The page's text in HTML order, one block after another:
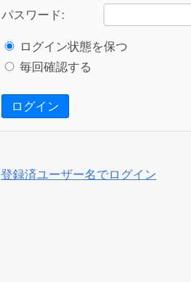
パスワード:
ログイン状態を保つ
毎回確認する
ログイン
登録済ユーザー名でログイン